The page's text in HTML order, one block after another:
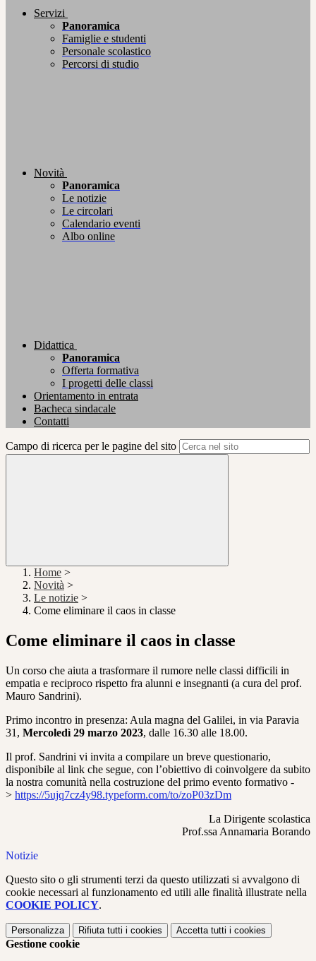
Servizi
Panoramica
Famiglie e studenti
Personale scolastico
Percorsi di studio
Novità
Panoramica
Le notizie
Le circolari
Calendario eventi
Albo online
Didattica
Panoramica
Offerta formativa
I progetti delle classi
Orientamento in entrata
Bacheca sindacale
Contatti
Campo di ricerca per le pagine del sito
Home >
Novità >
Le notizie >
Come eliminare il caos in classe
Come eliminare il caos in classe
Un corso che aiuta a trasformare il rumore nelle classi difficili in
empatia e reciproco rispetto fra alunni e insegnanti (a cura del prof.
Mauro Sandrini).
Primo incontro in presenza: Aula magna del Galilei, in via Paravia
31, Mercoledì 29 marzo 2023, dalle 16.30 alle 18.00.
Il prof. Sandrini vi invita a compilare un breve questionario,
disponibile al link che segue, con l’obiettivo di coinvolgere da subito
la nostra comunità nella costruzione del primo evento formativo -
> https://5ujq7cz4y98.typeform.com/to/zoP03zDm
La Dirigente scolastica
Prof.ssa Annamaria Borando
Notizie
Questo sito o gli strumenti terzi da questo utilizzati si avvalgono di
cookie necessari al funzionamento ed utili alle finalità illustrate nella
COOKIE POLICY.
Personalizza Rifiuta tutti i cookies Accetta tutti i cookies
Gestione cookie